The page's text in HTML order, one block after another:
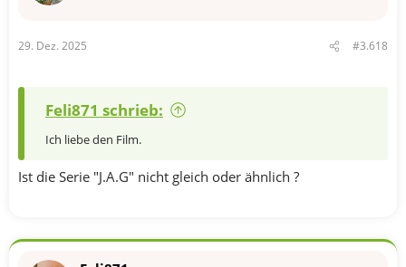
:
29. Dez. 2025 #3.618
Feli871 schrieb:
Ich liebe den Film.
Ist die Serie "J.A.G" nicht gleich oder ähnlich ?